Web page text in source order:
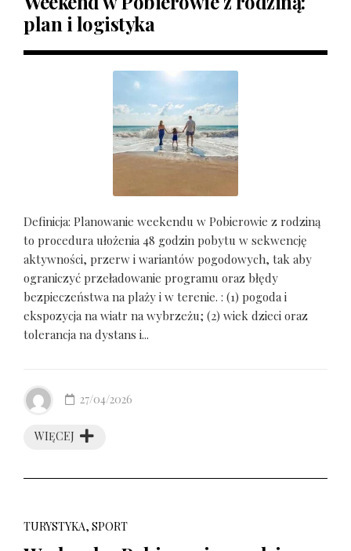
plan i logistyka
Definicja: Planowanie weekendu w Pobierowie z rodziną
to procedura ułożenia 48 godzin pobytu w sekwencję
aktywności, przerw i wariantów pogodowych, tak aby
ograniczyć przeładowanie programu oraz błędy
bezpieczeństwa na plaży i w terenie. : (1) pogoda i
ekspozycja na wiatr na wybrzeżu; (2) wiek dzieci oraz
tolerancja na dystans i...
WIĘCEJ
27/04/2026
TURYSTYKA, SPORT